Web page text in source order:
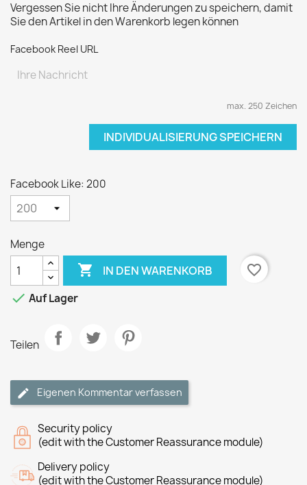
Vergessen Sie nicht Ihre Änderungen zu speichern, damit
Sie den Artikel in den Warenkorb legen können
Facebook Reel URL
max. 250 Zeichen
INDIVIDUALISIERUNG SPEICHERN
Facebook Like: 200
Menge
 IN DEN WARENKORB
favorite_border
 Auf Lager
Teilen
Eigenen Kommentar verfassen
Security policy
(edit with the Customer Reassurance module)
Delivery policy
(edit with the Customer Reassurance module)